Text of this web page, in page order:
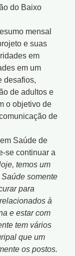
do Baixo
mensal
e suas
em
em um
desafios,
de adultos e
o objetivo de
de
Saúde de
se continuar a
temos um
somente
para
à
e estar com
tem vários
que um
os postos.